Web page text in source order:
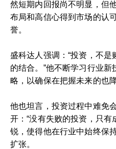
然短期内回报尚不明显，但
布局和高信心得到市场的认
誉。
盛科达人强调：“投资，不
的结合。”他不断学习行业
略，以确保在把握未来的也
他也坦言，投资过程中难免
开：“没有失败的投资，只有
锐，使得他在行业中始终保
扩张。